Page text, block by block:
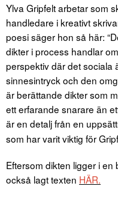
Ylva Gripfelt arbetar som
handledare i kreativt
poesi säger hon så här:
dikter i process handlar
perspektiv där det sociala
sinnesintryck och den
är berättande dikter som
ett erfarande snarare än
är en detalj från en
som har varit viktig för
Eftersom dikten ligger i
också lagt texten HÄR.